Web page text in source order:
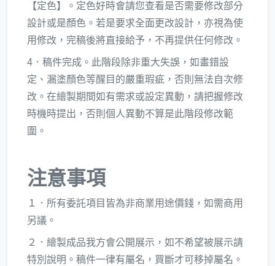
【定色】。定色好時會請您查看是否需要修改部分
設計或是顏色。若是要求全面更改設計，亦視為使
用修改，完稿後將直接給予，不再提供任何修改。
4​．稿件完成。此階段除非重大失誤，如畫錯設
定、漏塗顏色等醒目的嚴重瑕疵，否則無法自次修
改。在繪製期間如有需求或設定異動，請把握修改
時機時提出，否則個人異動不算是此階段修改範
圍。
注意事項
１．所有委託項目皆為非商業用途價錢，如需商用
另議。
２．繪製成品我方會公開展示，如不希望被展示請
特別說明。稿件一律有屬名，買斷才可移掉屬名。